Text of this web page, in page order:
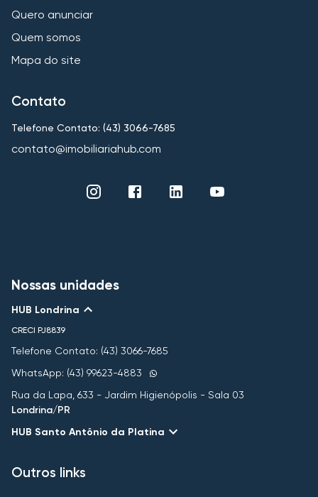
Quero anunciar
Quem somos
Mapa do site
Contato
Telefone Contato: (43) 3066-7685
contato@imobiliariahub.com
Nossas unidades
HUB Londrina
CRECI PJ8839
Telefone Contato: (43) 3066-7685
WhatsApp: (43) 99623-4883
Rua da Lapa, 633 - Jardim Higienópolis - Sala 03
Londrina/PR
HUB Santo Antônio da Platina
Outros links